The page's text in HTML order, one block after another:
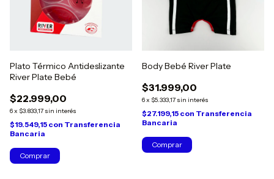
Plato Térmico Antideslizante
River Plate Bebé
$22.999,00
6x $3.833,17 sin interés
$19.549,15 con Transferencia
Bancaria
Body Bebé River Plate
$31.999,00
6x $5.333,17 sin interés
$27.199,15 con Transferencia
Bancaria
Comprar